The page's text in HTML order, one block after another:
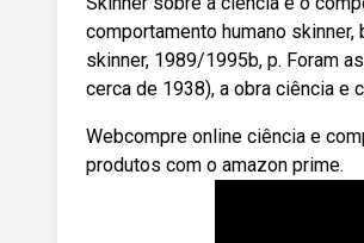
comportamento humano
skinner, 1989/1995b, p. Foram
cerca de 1938), a obra ciência e
Webcompre online ciência e
produtos com o amazon prime.